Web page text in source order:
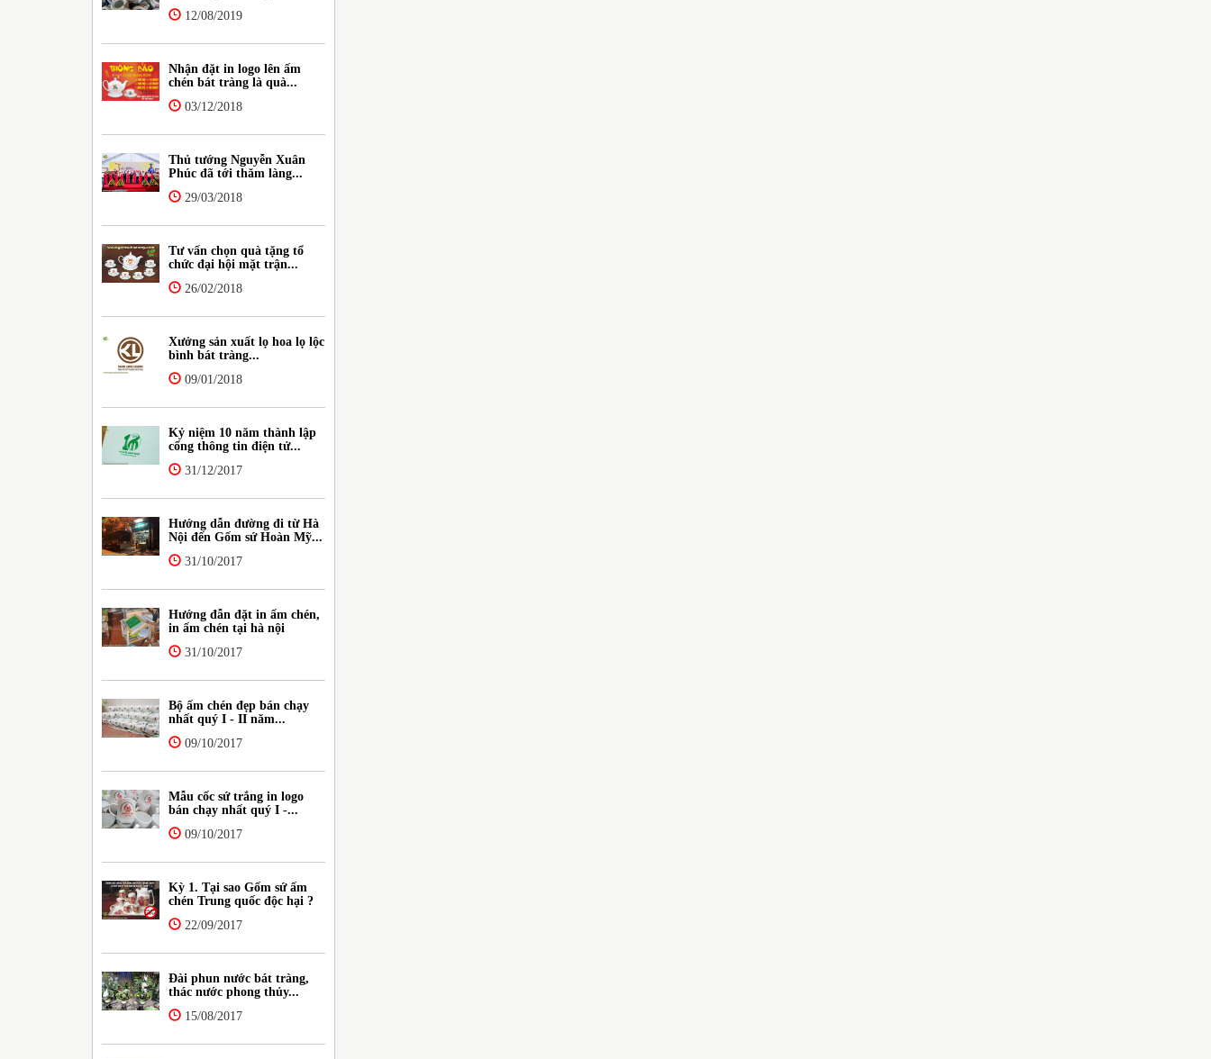
12/08/2019
Nhận đặt in logo lên ấm
chén bát tràng là quà...
03/12/2018
Thủ tướng Nguyễn Xuân
Phúc đã tới thăm làng...
29/03/2018
Tư vấn chọn quà tặng tổ
chức đại hội mặt trận...
26/02/2018
Xưởng sản xuất lọ hoa lọ lộc
bình bát tràng...
09/01/2018
Kỷ niệm 10 năm thành lập
cổng thông tin điện tử...
31/12/2017
Hướng dẫn đường đi từ Hà
Nội đến Gốm sứ Hoàn Mỹ...
31/10/2017
Hướng đẫn đặt in ấm chén,
in ấm chén tại hà nội
31/10/2017
Bộ ấm chén đẹp bán chạy
nhất quý I - II năm...
09/10/2017
Mẫu cốc sứ trắng in logo
bán chạy nhất quý I -...
09/10/2017
Kỳ 1. Tại sao Gốm sứ ấm
chén Trung quốc độc hại ?
22/09/2017
Đài phun nước bát tràng,
thác nước phong thủy...
15/08/2017